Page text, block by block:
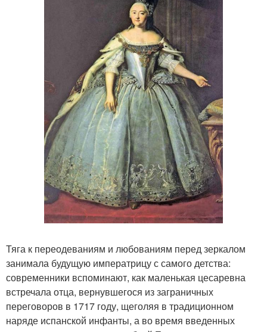
Тяга к переодеваниям и любованиям перед зеркалом
занимала будущую императрицу с самого детства:
современники вспоминают, как маленькая цесаревна
встречала отца, вернувшегося из заграничных
переговоров в 1717 году, щеголяя в традиционном
наряде испанской инфанты, а во время введенных